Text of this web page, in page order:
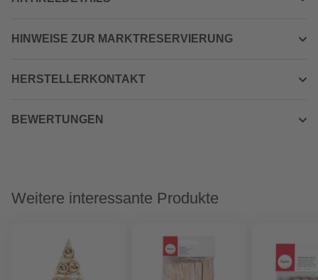
HINWEISE ZUR MARKTRESERVIERUNG
HERSTELLERKONTAKT
BEWERTUNGEN
Weitere interessante Produkte